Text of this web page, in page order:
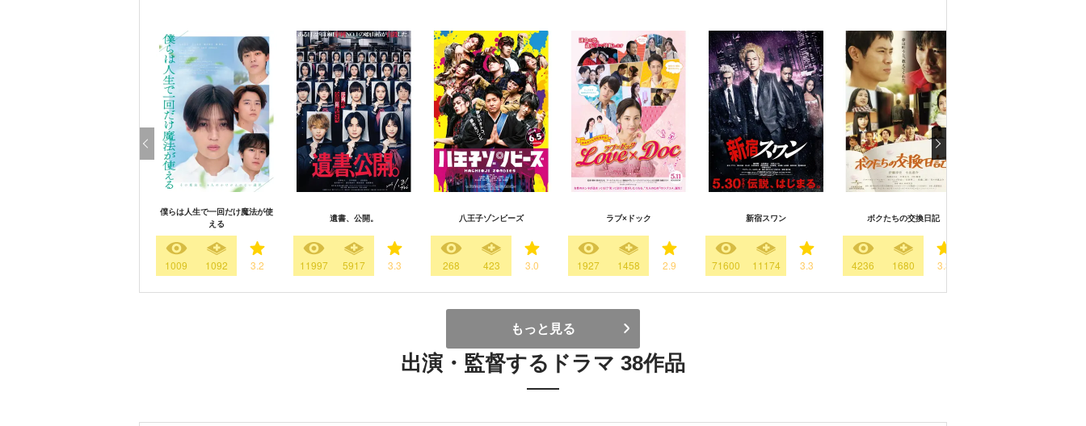
僕らは人生で一回だけ魔法が使
える
1009 1092 3.2
遺書、公開。
11997 5917 3.3
八王子ゾンビーズ
268 423 3.0
ラブ×ドック
1927 1458 2.9
新宿スワン
71600 11174 3.3
ボクたちの交換日記
4236 1680 3.3
もっと見る
出演・監督するドラマ 38作品